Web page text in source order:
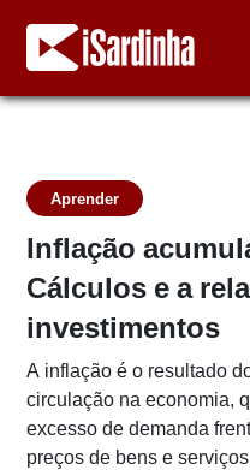
Aprender
Inflação
Cálculos e a
investimentos
A inflação é o resultado
circulação na economia,
excesso de demanda
preços de bens e